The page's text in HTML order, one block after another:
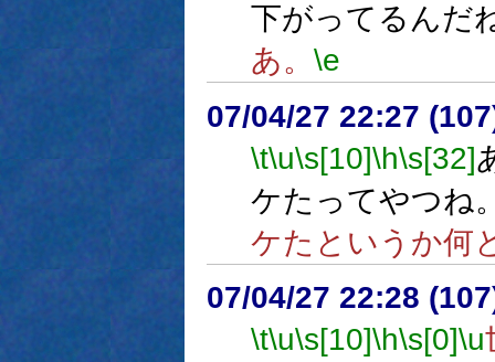
下がってるんだ
あ。 \e
07/04/27 22:27
\t\u\s[10]\h\s[32]
ケたってやつね
ケたというか何
07/04/27 22:28
\t\u\s[10]\h\s[0]\u